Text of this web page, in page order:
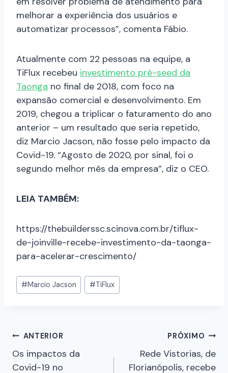
melhorar a experiência dos usuários e
automatizar processos”, comenta Fábio.
Atualmente com 22 pessoas na equipe, a
TiFlux recebeu investimento pré-seed da
Taonga no final de 2018, com foco na
expansão comercial e desenvolvimento. Em
2019, chegou a triplicar o faturamento do ano
anterior – um resultado que seria repetido,
diz Marcio Jacson, não fosse pelo impacto da
Covid-19. “Agosto de 2020, por sinal, foi o
segundo melhor mês da empresa”, diz o CEO.
LEIA TAMBÉM:
https://thebuilderssc.scinova.com.br/tiflux-
de-joinville-recebe-investimento-da-taonga-
para-acelerar-crescimento/
#Marcio Jacson #TiFlux
ANTERIOR
Os impactos da
Covid-19 no
PRÓXIMO
Rede Vistorias, de
Florianópolis, recebe